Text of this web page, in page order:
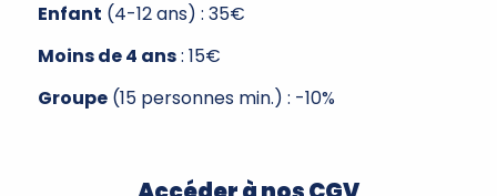
Enfant (4-12 ans) : 35€
Moins de 4 ans: 15€
Groupe (15 personnes min.) : -10%